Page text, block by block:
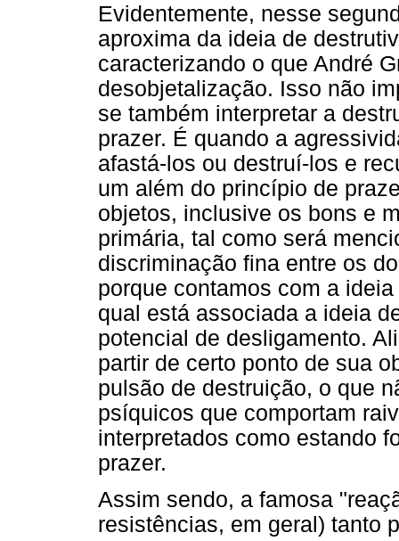
Evidentemente, nesse
aproxima da ideia de
caracterizando o que André
desobjetalização. Isso não
se também interpretar a
prazer. É quando a
afastá-los ou destruí-los e
um além do princípio de
objetos, inclusive os bons e
primária, tal como será
discriminação fina entre os
porque contamos com a
qual está associada a ideia
potencial de desligamento.
partir de certo ponto de sua
pulsão de destruição, o que
psíquicos que comportam
interpretados como estando
prazer.
Assim sendo, a famosa
resistências, em geral) tanto